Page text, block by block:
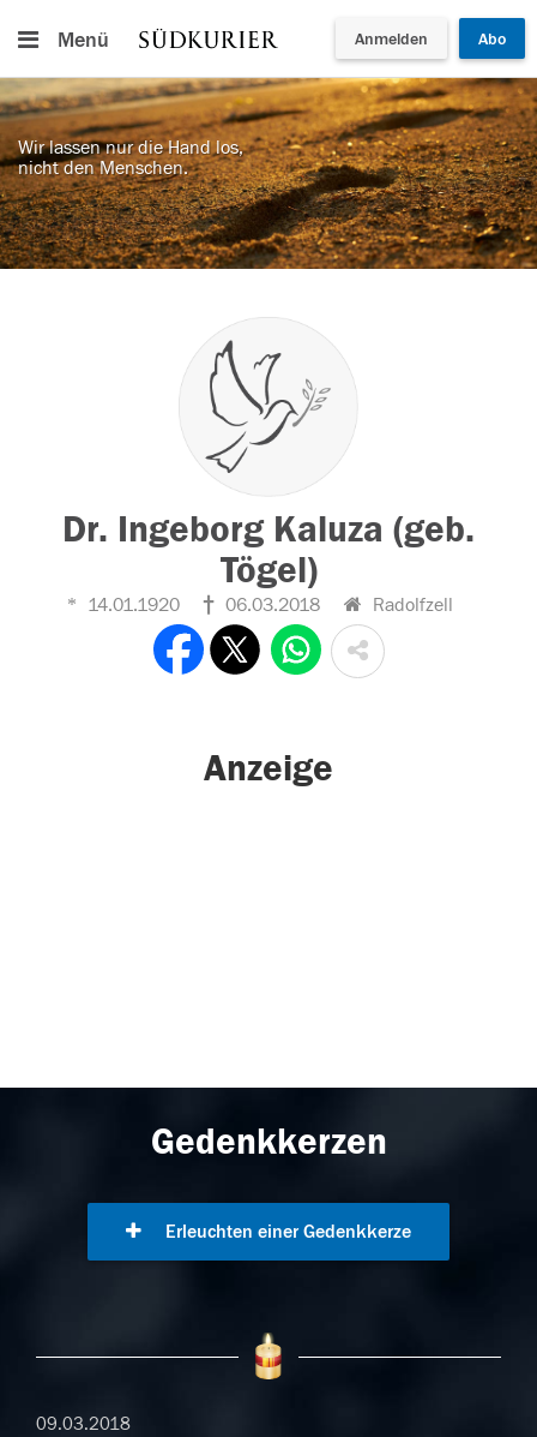
Menü Anmelden Abo
Wir lassen nur die Hand los,
nicht den Menschen.
Dr. Ingeborg Kaluza (geb.
Tögel)
14.01.1920 06.03.2018 Radolfzell
Anzeige
Gedenkkerzen
Erleuchten einer Gedenkkerze
09.03.2018